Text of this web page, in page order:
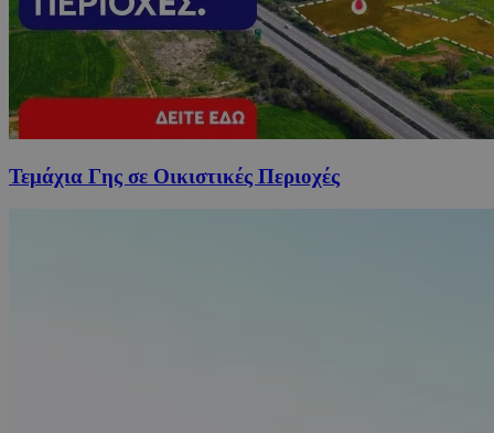
Τεμάχια Γης σε Οικιστικές Περιοχές